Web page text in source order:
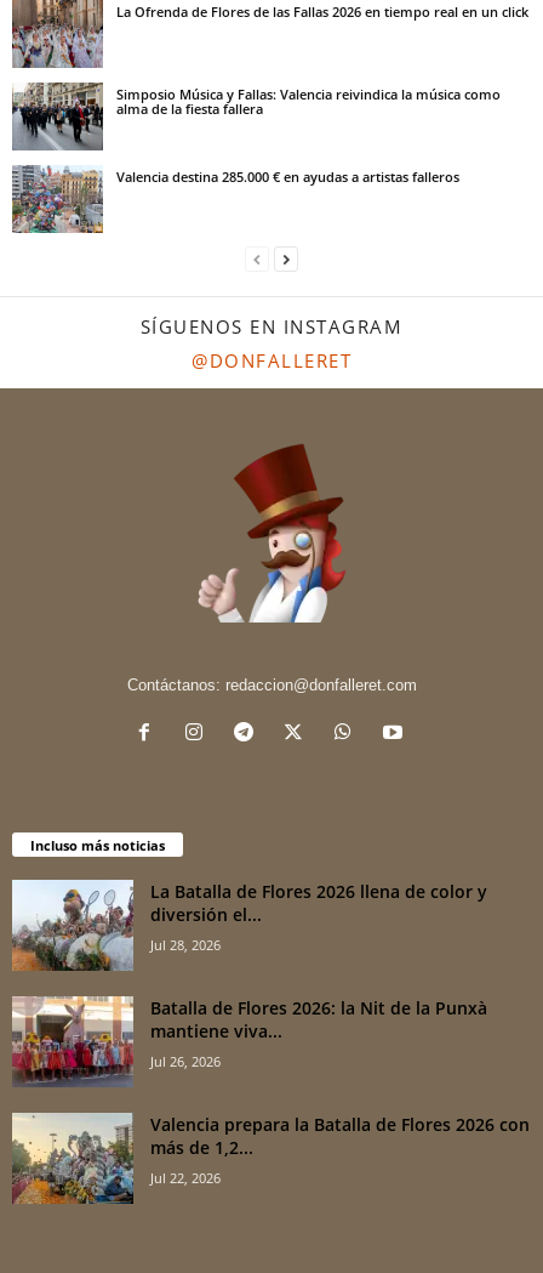
La Ofrenda de Flores de las Fallas 2026 en tiempo real en un click
Simposio Música y Fallas: Valencia reivindica la música como
alma de la fiesta fallera
Valencia destina 285.000 € en ayudas a artistas falleros
SÍGUENOS EN INSTAGRAM
@DONFALLERET
Contáctanos: redaccion@donfalleret.com
Incluso más noticias
La Batalla de Flores 2026 llena de color y
diversión el...
Jul 28, 2026
Batalla de Flores 2026: la Nit de la Punxà
mantiene viva...
Jul 26, 2026
Valencia prepara la Batalla de Flores 2026 con
más de 1,2...
Jul 22, 2026